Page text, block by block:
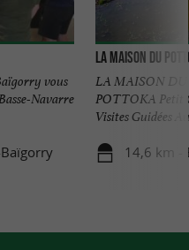
vous
Navarre
La Maison du
LA MAISON DU
POTTOKA Petit
Visites Guidées
14,6 km -